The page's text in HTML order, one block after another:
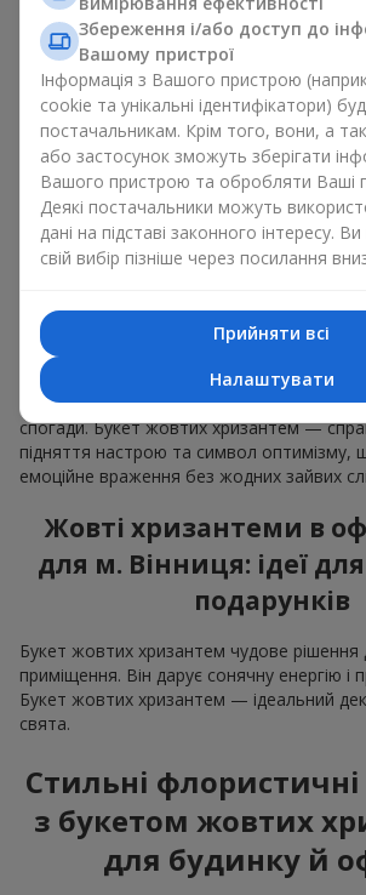
на день народження
як щедрий подарунок колезі
улюбленим жінкам
маленьким
любові
Підійде букет жовтих хризантем і
настрій. Це осінні квіти, але їхнє
нагадує про золоту осінь у будь-яку
жовті часто називають “улюблені квіти
несуть ніжні спогади й тепло родинних
хризантем
Букет жовтих хризантем — символ
світла. Він випромінює позитивну
спогади. Букет жовтих хризантем —
підняття настрою та символ оптимізму,
емоційне враження без жодних зайвих
Жовті хризантеми в
для м. Вінниця: ідеї
подарунків
Букет жовтих хризантем чудове
приміщення. Він дарує сонячну енергію і
Букет жовтих хризантем — ідеальний
свята.
Стильні
з букетом жовтих
для будинку й
Збереження і/або доступ до
Вашому пристрої
Інформація з Вашого пристрою
cookie та унікальні ідентифікатори)
постачальникам. Крім того, вони, а
або застосунок зможуть зберігати
Вашого пристрою та обробляти Ваші
Деякі постачальники можуть
дані на підставі законного інтересу.
свій вибір пізніше через посилання
Прийняти всі
Налаштувати